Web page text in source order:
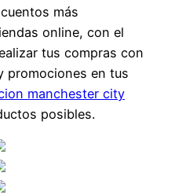
más
online, con el
tus compras con
promociones en tus
manchester city
posibles.